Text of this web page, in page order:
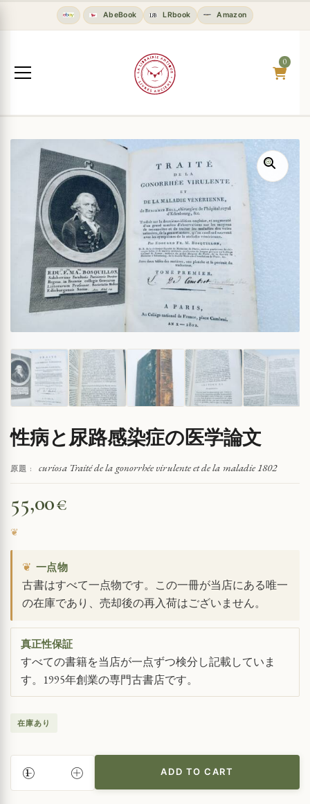
AbeBook LRbook Amazon
0
性病と尿路感染症の医学論文
原題 : curiosa Traité de la gonorrhée virulente et de la maladie 1802
55,00€
❦ 一点物
古書はすべて一点物です。この一冊が当店にある唯一
の在庫であり、売却後の再入荷はございません。
真正性保証
すべての書籍を当店が一点ずつ検分し記載していま
す。1995年創業の専門古書店です。
在庫あり
病
ADD TO CART